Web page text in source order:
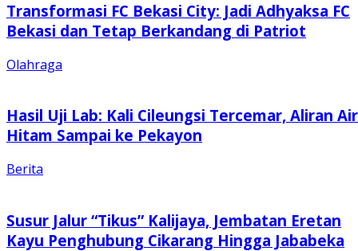
Transformasi FC Bekasi City: Jadi Adhyaksa FC
Bekasi dan Tetap Berkandang di Patriot
Olahraga
Hasil Uji Lab: Kali Cileungsi Tercemar, Aliran Air
Hitam Sampai ke Pekayon
Berita
Susur Jalur “Tikus” Kalijaya, Jembatan Eretan
Kayu Penghubung Cikarang Hingga Jababeka